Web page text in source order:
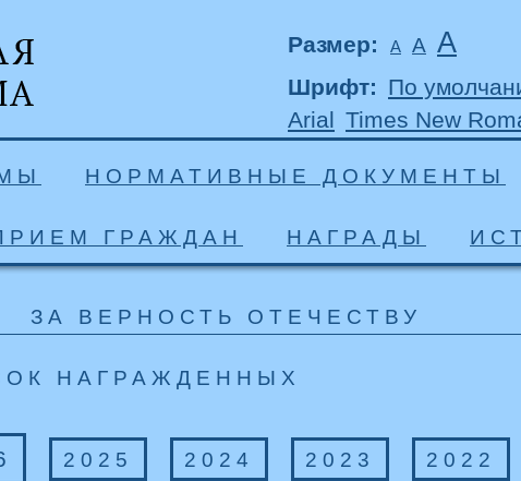
Размер: А А А
Шрифт: По
Arial Times New
НОРМАТИВНЫЕ ДОКУМЕНТЫ
ГРАЖДАН НАГРАДЫ
ЗА ВЕРНОСТЬ ОТЕЧЕСТВУ
НАГРАЖДЕННЫХ
2025 2024 2023 2022